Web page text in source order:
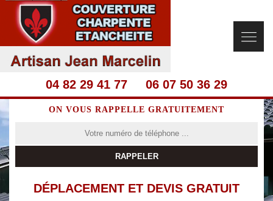
04 82 29 41 77 06 07 50 36 29
ON VOUS RAPPELLE GRATUITEMENT
DÉPLACEMENT ET DEVIS GRATUIT